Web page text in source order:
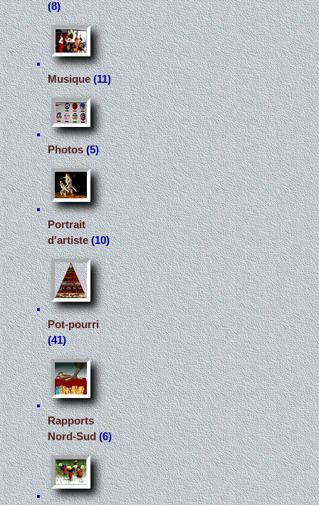
(8)
Musique(11)
Photos(5)
Portrait
d'artiste(10)
Pot-pourri
(41)
Rapports
Nord-Sud(6)